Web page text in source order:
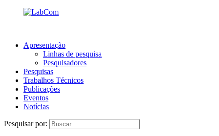
Apresentação
Linhas de pesquisa
Pesquisadores
Pesquisas
Trabalhos Técnicos
Publicações
Eventos
Notícias
Pesquisar por: